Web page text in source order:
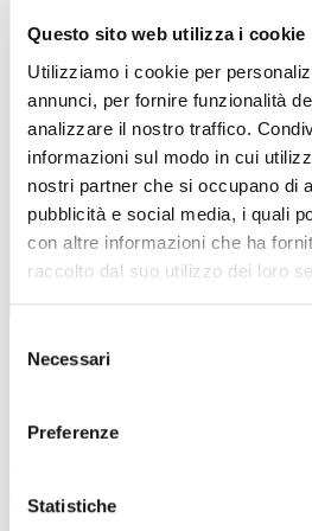
Questo sito web utilizza i cookie
Utilizziamo i cookie per
annunci, per fornire funzionalità
analizzare il nostro traffico.
informazioni sul modo in cui
nostri partner che si occupano di
pubblicità e social media, i quali
con altre informazioni che ha
raccolto dal suo utilizzo dei loro
delNecessari
Preferenze
Statistiche
NO COMPROMESSI
Schwalbe è il primo produttore di
gomma proveniente dal commercio
gomma. Questo premio viene utilizzato